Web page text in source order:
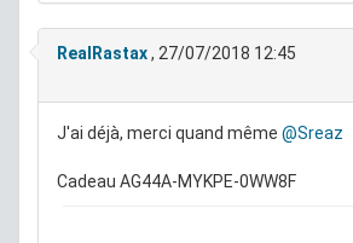
RealRastax, 27/07/2018 12:45
J'ai déjà, merci quand même @Sreaz
Cadeau AG44A-MYKPE-0WW8F